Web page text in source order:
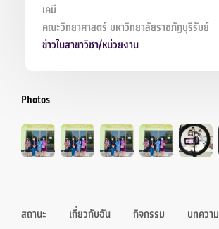
เคมี
คณะวิทยาศาสตร์ มหาวิทยาลัยราชภัฏบุรีรัมย์
ข่าวในสาขาวิชา/หน่วยงาน
Photos
สถานะ เกี่ยวกับฉัน กิจกรรม บทความ